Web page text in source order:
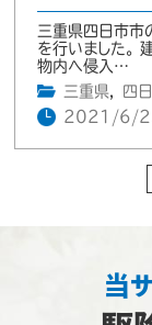
三重県四日市市
を行いました。
物内へ侵入…
三重県, 四
2021/6/
当